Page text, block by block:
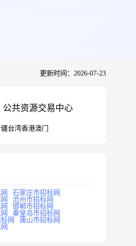
更新时间：2026-07-23
公共资源交易中心
台湾香港澳门
石家庄市招标网
沧州市招标网
邯郸市招标网
秦皇岛市招标网
网
唐山市招标网